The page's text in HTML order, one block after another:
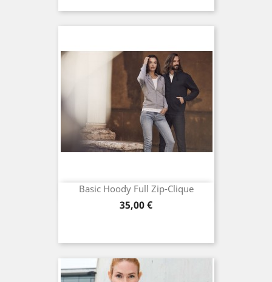
Basic Hoody Full Zip-Clique
Preis
35,00 €